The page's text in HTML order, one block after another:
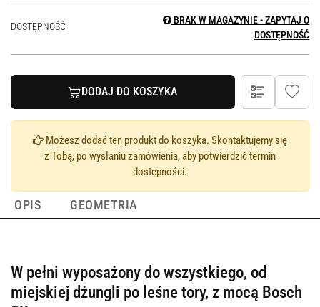
DOSTĘPNOŚĆ
BRAK W MAGAZYNIE - ZAPYTAJ O
DOSTĘPNOŚĆ
DODAJ DO KOSZYKA
Możesz dodać ten produkt do koszyka. Skontaktujemy się
z Tobą, po wysłaniu zamówienia, aby potwierdzić termin
dostępności.
OPIS GEOMETRIA
W pełni wyposażony do wszystkiego, od
miejskiej dżungli po leśne tory, z mocą Bosch